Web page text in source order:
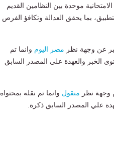
موحدة بين النظامين القديم
بما يحقق العدالة وتكافؤ الفرص
عن وجهة نظر مصر اليوم وانما تم
الخبر والعهدة علي المصدر السابق
وجهة نظر منقول وانما تم نقله بمحتواه
علي المصدر السابق ذكرة.